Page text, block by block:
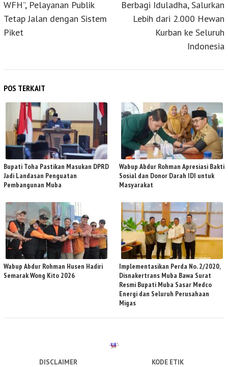
WFH”, Pelayanan Publik
Tetap Jalan dengan Sistem
Piket
Berbagi Iduladha, Salurkan
Lebih dari 2.000 Hewan
Kurban ke Seluruh
Indonesia
POS TERKAIT
Bupati Toha Pastikan Masukan DPRD
Jadi Landasan Penguatan
Pembangunan Muba
Wabup Abdur Rohman Apresiasi Bakti
Sosial dan Donor Darah IDI untuk
Masyarakat
Wabup Abdur Rohman Husen Hadiri
Semarak Wong Kito 2026
Implementasikan Perda No. 2/2020,
Disnakertrans Muba Bawa Surat
Resmi Bupati Muba Sasar Medco
Energi dan Seluruh Perusahaan
Migas
DISCLAIMER
KODE ETIK